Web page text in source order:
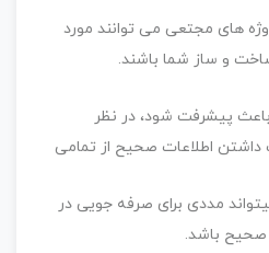
های مجتعی می توانند مورد
و ساز شما باشند.
پیشرفت شود، در نظر
اطلاعات صحیح از تمامی
مددی برای صرفه جویی در
صحیح باشد.